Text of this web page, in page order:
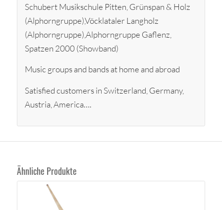
Schubert Musikschule Pitten, Grünspan & Holz
(Alphorngruppe),Vöcklataler Langholz
(Alphorngruppe),Alphorngruppe Gaflenz,
Spatzen 2000 (Showband)
Music groups and bands at home and abroad
Satisfied customers in Switzerland, Germany,
Austria, America….
Ähnliche Produkte